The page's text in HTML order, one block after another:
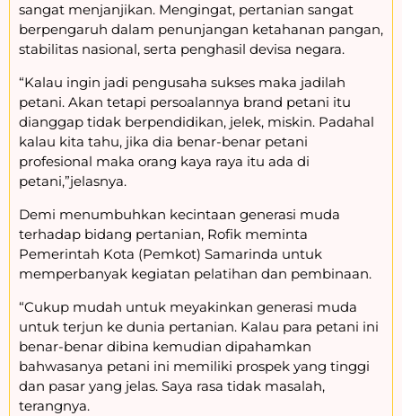
sangat menjanjikan. Mengingat, pertanian sangat
berpengaruh dalam penunjangan ketahanan pangan,
stabilitas nasional, serta penghasil devisa negara.
“Kalau ingin jadi pengusaha sukses maka jadilah
petani. Akan tetapi persoalannya brand petani itu
dianggap tidak berpendidikan, jelek, miskin. Padahal
kalau kita tahu, jika dia benar-benar petani
profesional maka orang kaya raya itu ada di
petani,”jelasnya.
Demi menumbuhkan kecintaan generasi muda
terhadap bidang pertanian, Rofik meminta
Pemerintah Kota (Pemkot) Samarinda untuk
memperbanyak kegiatan pelatihan dan pembinaan.
“Cukup mudah untuk meyakinkan generasi muda
untuk terjun ke dunia pertanian. Kalau para petani ini
benar-benar dibina kemudian dipahamkan
bahwasanya petani ini memiliki prospek yang tinggi
dan pasar yang jelas. Saya rasa tidak masalah,
terangnya.